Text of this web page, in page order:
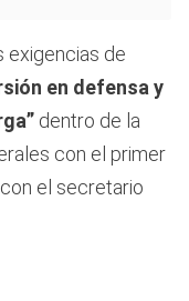
exigencias de
en defensa y
dentro de la
con el primer
el secretario